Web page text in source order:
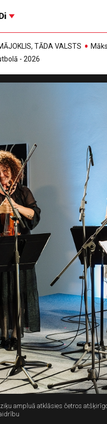
TĀDA VALSTS
- 2026
ampluā atklāsies četros